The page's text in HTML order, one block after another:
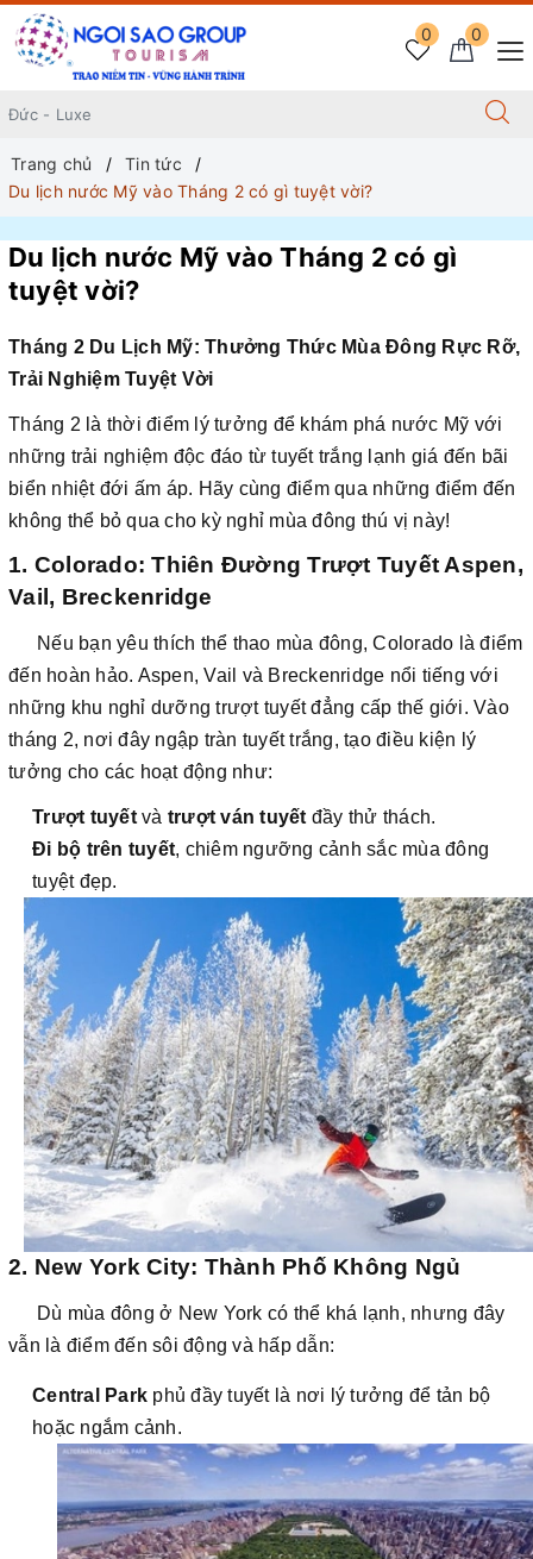
0
0
Trang chủ
Tin tức
Du lịch nước Mỹ vào Tháng 2 có gì tuyệt vời?
Du lịch nước Mỹ vào Tháng 2 có gì
tuyệt vời?
Tháng 2 Du Lịch Mỹ: Thưởng Thức Mùa Đông Rực Rỡ,
Trải Nghiệm Tuyệt Vời
Tháng 2 là thời điểm lý tưởng để khám phá nước Mỹ với
những trải nghiệm độc đáo từ tuyết trắng lạnh giá đến bãi
biển nhiệt đới ấm áp. Hãy cùng điểm qua những điểm đến
không thể bỏ qua cho kỳ nghỉ mùa đông thú vị này!
1. Colorado: Thiên Đường Trượt Tuyết Aspen,
Vail, Breckenridge
Nếu bạn yêu thích thể thao mùa đông, Colorado là điểm
đến hoàn hảo. Aspen, Vail và Breckenridge nổi tiếng với
những khu nghỉ dưỡng trượt tuyết đẳng cấp thế giới. Vào
tháng 2, nơi đây ngập tràn tuyết trắng, tạo điều kiện lý
tưởng cho các hoạt động như:
Trượt tuyếtvà trượt ván tuyết đầy thử thách.
Đi bộ trên tuyết, chiêm ngưỡng cảnh sắc mùa đông
tuyệt đẹp.
2. New York City: Thành Phố Không Ngủ
Dù mùa đông ở New York có thể khá lạnh, nhưng đây
vẫn là điểm đến sôi động và hấp dẫn:
Central Park phủ đầy tuyết là nơi lý tưởng để tản bộ
hoặc ngắm cảnh.